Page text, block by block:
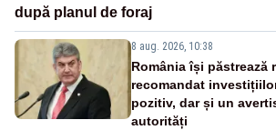
după planul de foraj
8 aug. 2026, 10:38
România își păstrează
recomandat
pozitiv, dar și un
autorități